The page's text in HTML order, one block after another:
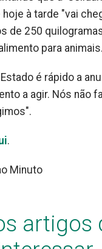
à tarde "vai
de 250
para animais.
é rápido a
a agir. Nós não
.
Minuto
artigos